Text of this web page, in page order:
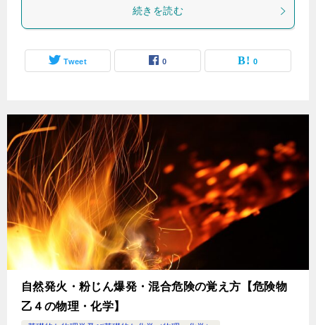
続きを読む
Tweet 0 0
自然発火・粉じん爆発・混合危険の覚え方【危険物
乙４の物理・化学】